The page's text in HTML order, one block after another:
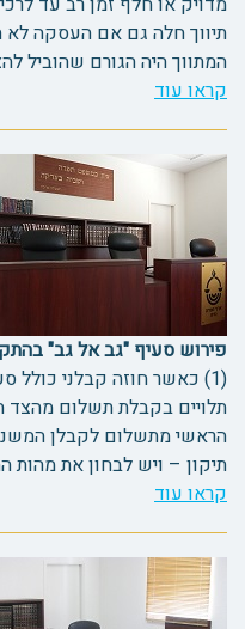
תיווך חלה גם אם העסקה לא
המתווך היה הגורם שהוביל
קראו עוד
פירוש סעיף "גב אל גב"
(1) כאשר חוזה קבלני כולל
תלויים בקבלת תשלום מהצד
הראשי מתשלום לקבלן
תיקון – ויש לבחון את מהות
קראו עוד